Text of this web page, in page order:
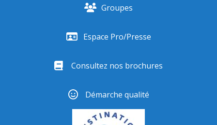
Groupes
Espace Pro/Presse
Consultez nos brochures
Démarche qualité